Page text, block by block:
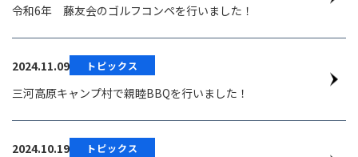
令和6年 藤友会のゴルフコンペを行いました！
2024.11.09 トピックス
三河高原キャンプ村で親睦BBQを行いました！
2024.10.19 トピックス